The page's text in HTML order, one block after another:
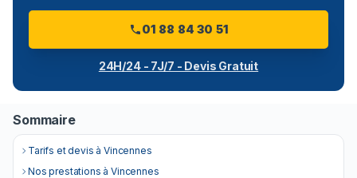
01 88 84 30 51
24H/24 - 7J/7 - Devis Gratuit
Sommaire
Tarifs et devis à Vincennes
Nos prestations à Vincennes